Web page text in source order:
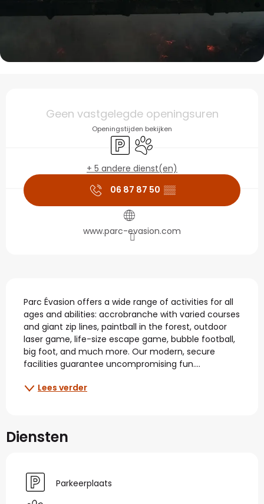
Openingstijden en
Geen vastgelegde openingsuren
Openingstijden bekijken
ParkeerplaatsDieren toegelaten
+ 5 andere dienst(en)
06 87 87 50 ▒▒
www.parc-evasion.com
Beschrijving
Parc Évasion offers a wide range of activities for all
ages and abilities: accrobranche with varied courses
and giant zip lines, paintball in the forest, outdoor
laser game, life-size escape game, bubble football,
big foot, and much more. Our modern, secure
facilities guarantee uncompromising fun....
Lees verder
Diensten
Parkeerplaats